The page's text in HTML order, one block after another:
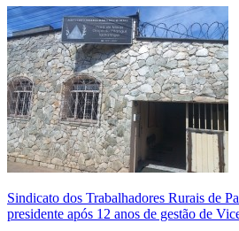
Sindicato dos Trabalhadores Rurais de
presidente após 12 anos de gestão de